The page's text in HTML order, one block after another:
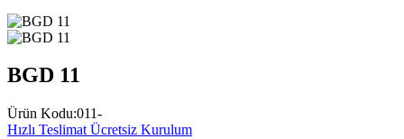
BGD 11
Ürün Kodu:011-
Hızlı Teslimat Ücretsiz Kurulum